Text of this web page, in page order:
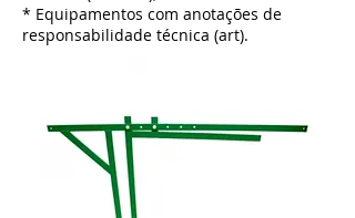
* Equipamentos com anotações de
responsabilidade técnica (art).
* Fabricado em barra chata de 2";
* Afasta do ponto 0 cm até 70 cm.